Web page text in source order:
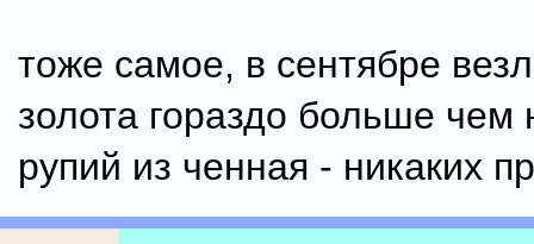
тоже самое, в сентябре
золота гораздо больше
рупий из ченная - никаких